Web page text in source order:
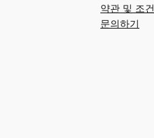
약관 및 조건
문의하기